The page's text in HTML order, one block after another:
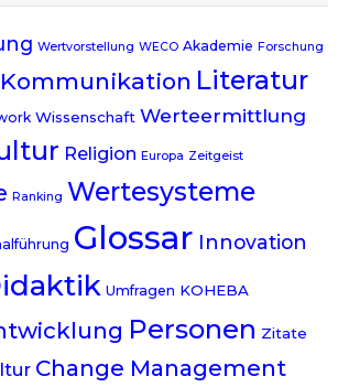
Wertvorstellung WECO Akademie Forschung
Kommunikation Literatur
Wissenschaft Werteermittlung
Religion Europa Zeitgeist
Ranking Wertesysteme
Glossar Innovation
Umfragen KOHEBA
Personen Zitate
Change Management